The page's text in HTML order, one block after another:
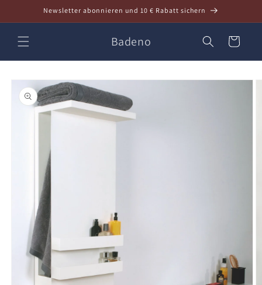
Inhalt
Newsletter abonnieren und 10 € Rabatt sichern
Badeno Warenkorb